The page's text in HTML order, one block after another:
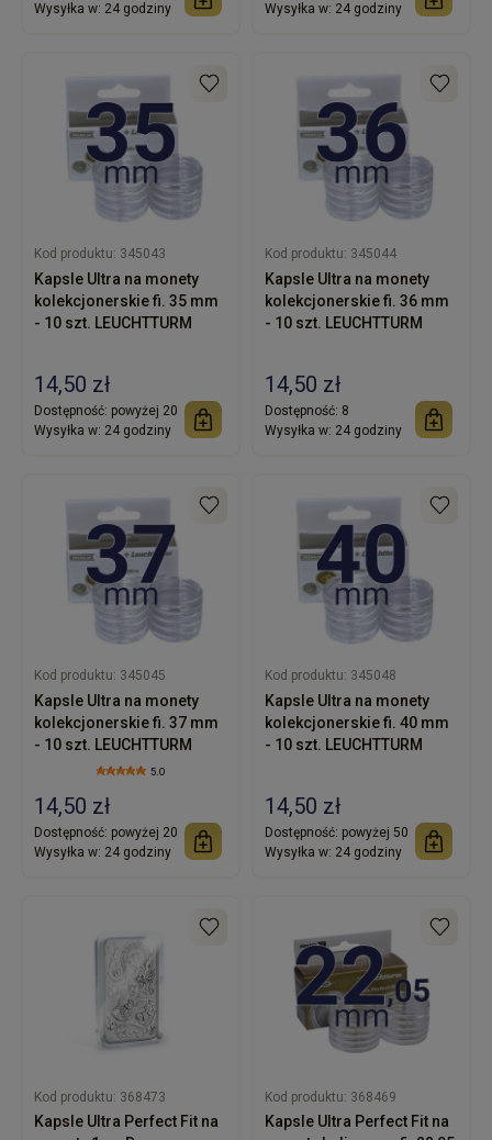
Wysyłka w: 24 godziny
Wysyłka w: 24 godziny
Kod produktu: 345043
Kapsle Ultra na monety
kolekcjonerskie fi. 35 mm
- 10 szt. LEUCHTTURM
14,50 zł
Dostępność: powyżej 20
Wysyłka w: 24 godziny
Kod produktu: 345044
Kapsle Ultra na monety
kolekcjonerskie fi. 36 mm
- 10 szt. LEUCHTTURM
14,50 zł
Dostępność: 8
Wysyłka w: 24 godziny
Kod produktu: 345045
Kapsle Ultra na monety
kolekcjonerskie fi. 37 mm
- 10 szt. LEUCHTTURM
5.0
14,50 zł
Dostępność: powyżej 20
Wysyłka w: 24 godziny
Kod produktu: 345048
Kapsle Ultra na monety
kolekcjonerskie fi. 40 mm
- 10 szt. LEUCHTTURM
14,50 zł
Dostępność: powyżej 50
Wysyłka w: 24 godziny
Kod produktu: 368473
Kapsle Ultra Perfect Fit na
Kod produktu: 368469
Kapsle Ultra Perfect Fit na